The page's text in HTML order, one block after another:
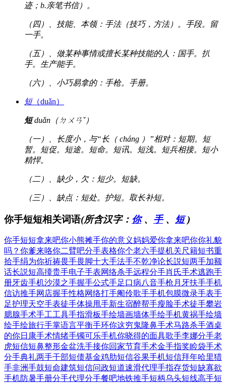
迹；b.亲笔书信）。
（四）、技能、本领：手法（技巧，方法）。手段。留
一手。
（五）、做某种事情或擅长某种技能的人：国手。扒
手。生产能手。
（六）、小巧易拿的：手枪。手册。
短（duǎn）
短duǎn（ㄉㄨㄢˇ）
（一）、长度小，与“长（ cháng ）”相对：短期。短
暂。短促。短途。短命。短讯。短浅。短兵相接。短小
精悍。
（二）、缺少，欠：短少。短缺。
（三）、缺点：短处。护短。取长补短。
你手短短相关词语(所含汉字： 你、 手、 短)
你手短短拿来吧你小熊摊手你的意义妈妈爱你拿来吧你你礼貌
吗？ 你爹来咯你二臂吧分手表格你个老六手提机关尺籍短书重
拾手绢为你祈祷畏手畏脚十大手法手不乾净论长説短两手加额
话长説短高擡贵手电子手表网络杀手远程分手肖氏手术逃跑手
册牙齿手机沙漠之手握手公式手足口病八音手枪月牙扶手手机
信访推手网店握手性格网络打手阉伶歌手手机包膜微录手表手
足护理天空手表徒手体操甩手新生宿醉帮手瘦脸手术徒手攀岩
腮腺手术手工工具手指滑板手绘墙画墙体手绘手机黄祸手绘墙
绘手绘旅行手掌语言平衡手环你这穷鬼隆鼻手术马路杀手酒桌
的你日康手术情绪手镯可乐手机你晓得的面具歌手李娜分手老
虎短信短鼻整形金盆洗手接你回家节育手术金手指奖睑袋手术
分手典礼两手干部短债基金鸡肋短信谷果手机短信拜年哈里猎
手非洲手鼓短命建筑短信问政短道速滑代理手指存货短缺寡欲
手机防暑手册分手代理分手餐吧地铁推手短柄乌头短线高手短